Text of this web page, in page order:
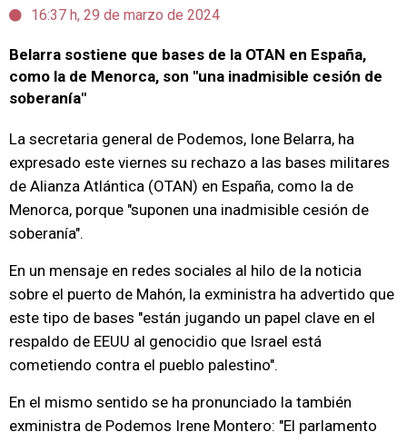
16:37 h, 29 de marzo de 2024
Belarra sostiene que bases de la OTAN en España,
como la de Menorca, son "una inadmisible cesión de
soberanía"
La secretaria general de Podemos, Ione Belarra, ha
expresado este viernes su rechazo a las bases militares
de Alianza Atlántica (OTAN) en España, como la de
Menorca, porque "suponen una inadmisible cesión de
soberanía".
En un mensaje en redes sociales al hilo de la noticia
sobre el puerto de Mahón, la exministra ha advertido que
este tipo de bases "están jugando un papel clave en el
respaldo de EEUU al genocidio que Israel está
cometiendo contra el pueblo palestino".
En el mismo sentido se ha pronunciado la también
exministra de Podemos Irene Montero: "El parlamento